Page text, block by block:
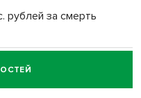
рублей за смерть
за смерть